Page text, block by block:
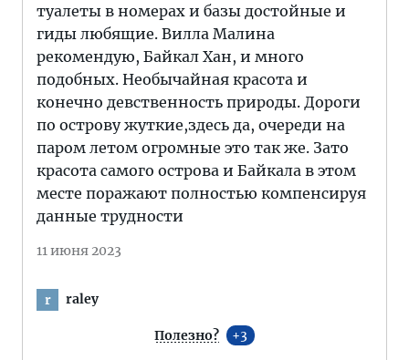
туалеты в номерах и базы достойные и
гиды любящие. Вилла Малина
рекомендую, Байкал Хан, и много
подобных. Необычайная красота и
конечно девственность природы. Дороги
по острову жуткие,здесь да, очереди на
паром летом огромные это так же. Зато
красота самого острова и Байкала в этом
месте поражают полностью компенсируя
данные трудности
11 июня 2023
r raley
Полезно? 3